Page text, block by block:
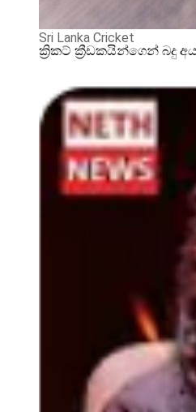
Sri Lanka Cricket
ක්‍රිකට් ක්‍රීඩකයින්ගෙන් බදු